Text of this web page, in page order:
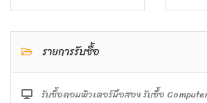
รายการรับซื้อ
รับซื้อคอมพิวเตอร์มือสอง รับซื้อ